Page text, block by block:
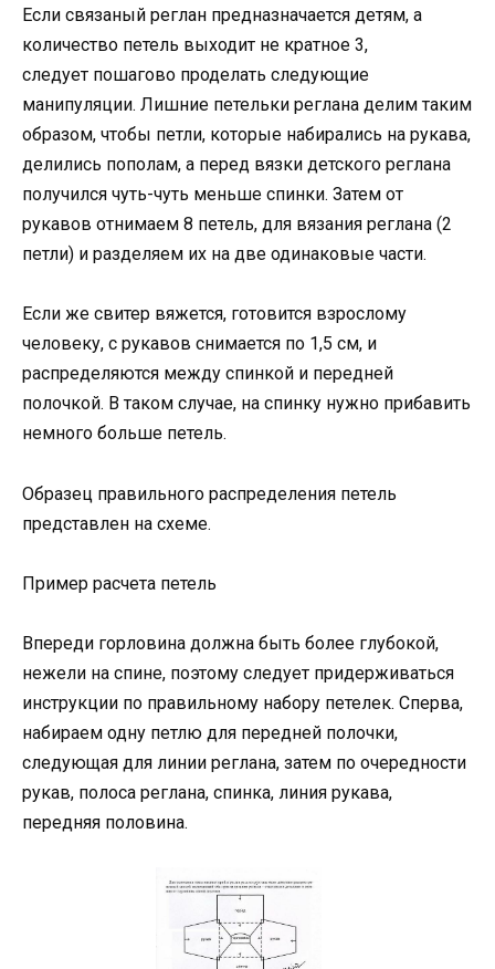
Если связаный реглан предназначается детям, а
количество петель выходит не кратное 3,
следует пошагово проделать следующие
манипуляции. Лишние петельки реглана делим таким
образом, чтобы петли, которые набирались на рукава,
делились пополам, а перед вязки детского реглана
получился чуть-чуть меньше спинки. Затем от
рукавов отнимаем 8 петель, для вязания реглана (2
петли) и разделяем их на две одинаковые части.
Если же свитер вяжется, готовится взрослому
человеку, с рукавов снимается по 1,5 см, и
распределяются между спинкой и передней
полочкой. В таком случае, на спинку нужно прибавить
немного больше петель.
Образец правильного распределения петель
представлен на схеме.
Пример расчета петель
Впереди горловина должна быть более глубокой,
нежели на спине, поэтому следует придерживаться
инструкции по правильному набору петелек. Сперва,
набираем одну петлю для передней полочки,
следующая для линии реглана, затем по очередности
рукав, полоса реглана, спинка, линия рукава,
передняя половина.